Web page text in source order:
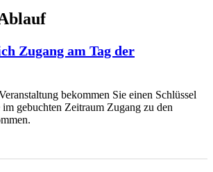
Zugang am Tag der
bekommen Sie einen Schlüssel
gebuchten Zeitraum Zugang zu den